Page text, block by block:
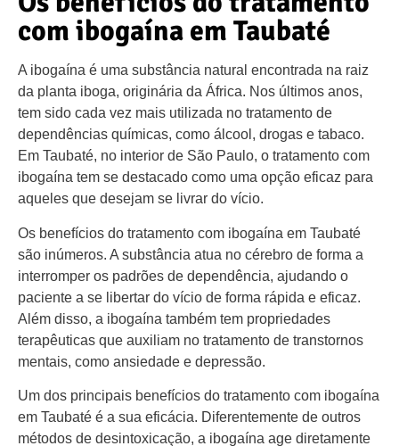
com ibogaína em Taubaté
A ibogaína é uma substância natural encontrada na raiz
da planta iboga, originária da África. Nos últimos anos,
tem sido cada vez mais utilizada no tratamento de
dependências químicas, como álcool, drogas e tabaco.
Em Taubaté, no interior de São Paulo, o tratamento com
ibogaína tem se destacado como uma opção eficaz para
aqueles que desejam se livrar do vício.
Os benefícios do tratamento com ibogaína em Taubaté
são inúmeros. A substância atua no cérebro de forma a
interromper os padrões de dependência, ajudando o
paciente a se libertar do vício de forma rápida e eficaz.
Além disso, a ibogaína também tem propriedades
terapêuticas que auxiliam no tratamento de transtornos
mentais, como ansiedade e depressão.
Um dos principais benefícios do tratamento com ibogaína
em Taubaté é a sua eficácia. Diferentemente de outros
métodos de desintoxicação, a ibogaína age diretamente